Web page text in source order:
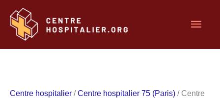
contenu
Centre hospitalier /Centre hospitalier 75 (Paris) / Centre